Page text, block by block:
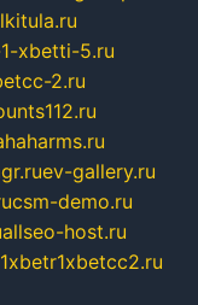
xbetti-5.ru
2.ru
ev-gallery.ru
csm-demo.ru
allseo-host.ru